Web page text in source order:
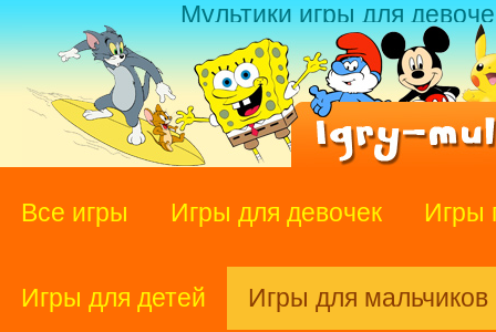
Мультики игры для
Все игры Игры для девочек Игры
Игры для детей Игры для мальчиков